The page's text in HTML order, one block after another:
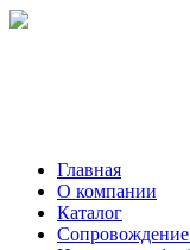
Главная
О компании
Каталог